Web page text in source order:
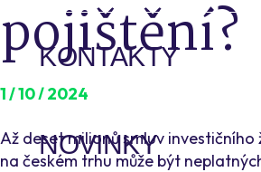
KONTAKTY
NOVINKY
pojištění?
1 / 10 / 2024
Až deset milionů smluv
na českém trhu může být